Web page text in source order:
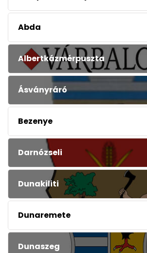
Abda
Albertkázmérpuszta
Ásványráró
Bezenye
Darnózseli
Dunakiliti
Dunaremete
Dunaszeg